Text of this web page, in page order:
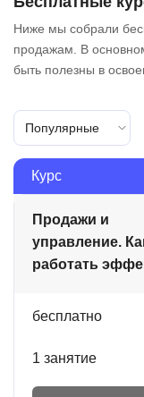
Ниже мы собрали
продажам. В
быть полезны в
Популярные
Курс
Продажи и
управление.
работать
бесплатно
1 занятие